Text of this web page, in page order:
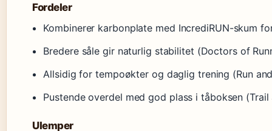
Fordeler
Kombinerer karbonplate med IncrediRUN-skum
Bredere såle gir naturlig stabilitet (Doctors of
Allsidig for tempoøkter og daglig trening (Run
Pustende overdel med god plass i tåboksen (Trail
Ulemper